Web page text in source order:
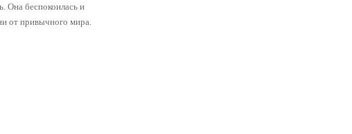
Она беспокоилась и
от привычного мира.